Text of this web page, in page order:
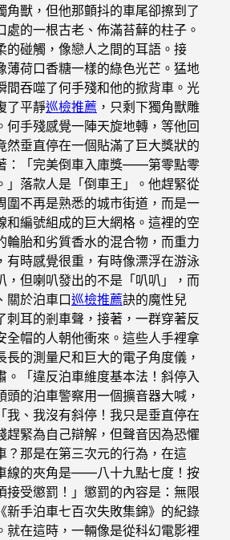
角獸，但他那顫抖的車尾卻擦到了
處的一根古老、佈滿苔蘚的柱子。
的碰觸，像戀人之間的耳語。接
薄荷口香糖一樣的綠色光芒。猛地
間吞噬了何手殘和他的掀背車。光
了平靜巡檢推薦 ，只剩下獨角獸雕
何手殘感覺一陣天旋地轉，等他回
然垂直停在一個貼滿了巨大獎狀的
：「完美倒車入庫獎——第零點零
」落款人是「倒車王」。他趕緊從
圍不再是熟悉的城市街道，而是一
和編號組成的巨大網格。這裡的空
輪胎和劣質香水的混合物，而重力
有時感覺很重，有時像漂浮在游泳
，但喇叭發出的不是「叭叭」，而
關於泊車口巡檢推薦訣的魔性兒
刺耳的剎車聲，接著，一群穿著反
全帽的人朝他衝來。這些人手裡拿
長的測量尺和巨大的電子角度儀，
。「違反泊車維度基本法！斜停入
頭的泊車警察用一個擴音器大喊，
我、我沒有斜停！我只是垂直停在
趕緊為自己辯解，但聲音因為恐懼
？那是在第三次元的行為，在這
線的夾角是——八十九點七度！按
接受懲罰！」懲罰的內容是：無限
新手泊車七百次失敗集錦》的紀錄
就在這時，一輛像是從科幻電影裡